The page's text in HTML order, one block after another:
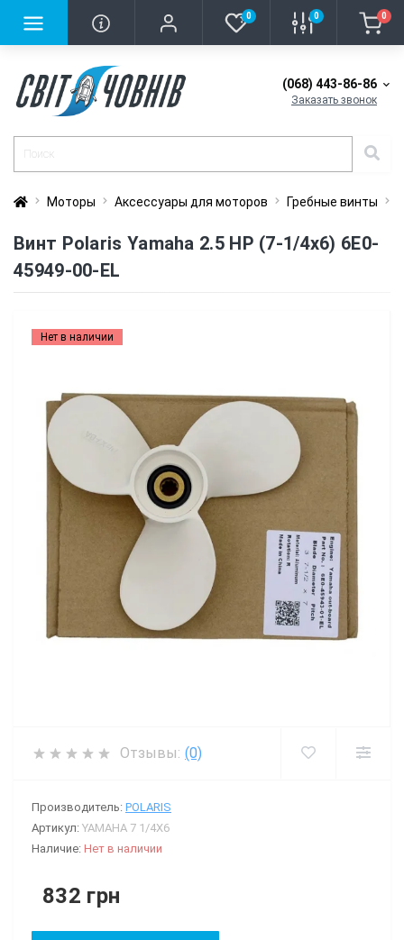
0 0 0
(068) 443-86-86
Заказать звонок
Моторы Аксессуары для моторов Гребные винты
Винт Polaris Yamaha 2.5 HP (7-1/4x6) 6E0-
45949-00-EL
Нет в наличии
Отзывы: (0)
Производитель: POLARIS
Артикул: YAMAHA 7 1/4X6
Наличие: Нет в наличии
832 грн